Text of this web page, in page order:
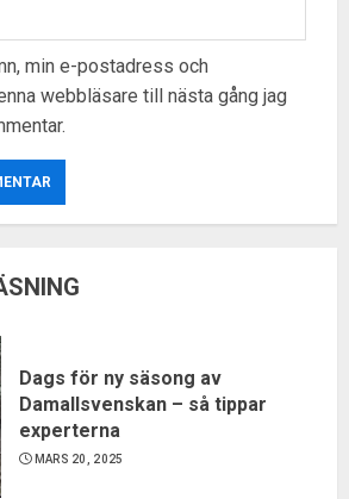
min e-postadress och
webbläsare till nästa gång jag
Dags för ny säsong av
Damallsvenskan – så tippar
experterna
MARS 20, 2025